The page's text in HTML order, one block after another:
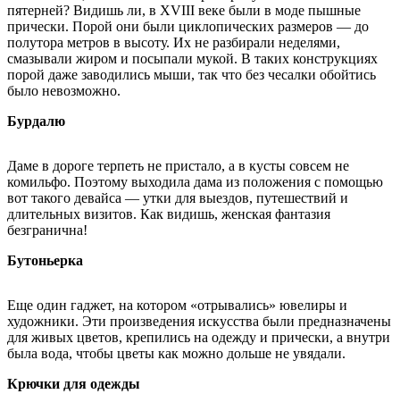
пятерней? Видишь ли, в XVIII веке были в моде пышные
прически. Порой они были циклопических размеров — до
полутора метров в высоту. Их не разбирали неделями,
смазывали жиром и посыпали мукой. В таких конструкциях
порой даже заводились мыши, так что без чесалки обойтись
было невозможно.
Бурдалю
Даме в дороге терпеть не пристало, а в кусты совсем не
комильфо. Поэтому выходила дама из положения с помощью
вот такого девайса — утки для выездов, путешествий и
длительных визитов. Как видишь, женская фантазия
безгранична!
Бутоньерка
Еще один гаджет, на котором «отрывались» ювелиры и
художники. Эти произведения искусства были предназначены
для живых цветов, крепились на одежду и прически, а внутри
была вода, чтобы цветы как можно дольше не увядали.
Крючки для одежды